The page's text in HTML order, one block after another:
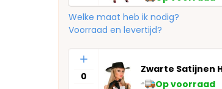
Welke maat heb ik nodig?
Voorraad en levertijd?
Aantal
Zwarte Satijnen
Op voorraad